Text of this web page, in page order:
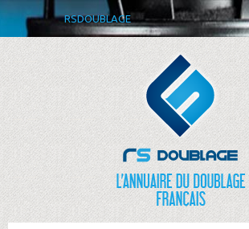
RSDOUBLAGE